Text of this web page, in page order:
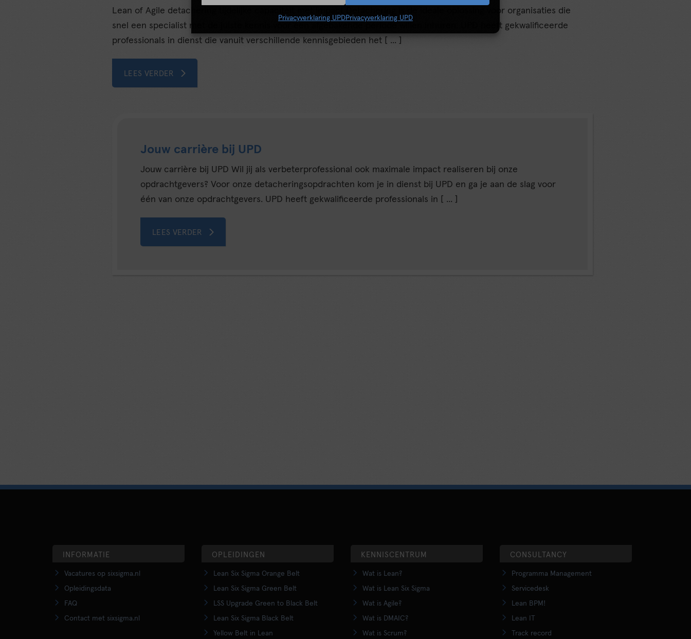
Privacyverklaring UPDPrivacyverklaring UPD
Lean of Agile detachering tijdelijke capaciteit met impact Detachering is de ideale oplossing voor organisaties die
snel een specialist met de juiste kennis voor een afgebakende periode willen inhuren. UPD heeft gekwalificeerde
professionals in dienst die vanuit verschillende kennisgebieden het [ ... ]
LEES VERDER
Jouw carrière bij UPD
Jouw carrière bij UPD Wil jij als verbeterprofessional ook maximale impact realiseren bij onze
opdrachtgevers? Voor onze detacheringsopdrachten kom je in dienst bij UPD en ga je aan de slag voor
één van onze opdrachtgevers. UPD heeft gekwalificeerde professionals in [ ... ]
LEES VERDER
INFORMATIE
Vacatures op sixsigma.nl
Opleidingsdata
FAQ
Contact met sixsigma.nl
OPLEIDINGEN
Lean Six Sigma Orange Belt
Lean Six Sigma Green Belt
LSS Upgrade Green to Black Belt
Lean Six Sigma Black Belt
Yellow Belt in Lean
KENNISCENTRUM
Wat is Lean?
Wat is Lean Six Sigma
Wat is Agile?
Wat is DMAIC?
Wat is Scrum?
CONSULTANCY
Programma Management
Servicedesk
Lean BPM!
Lean IT
Track record